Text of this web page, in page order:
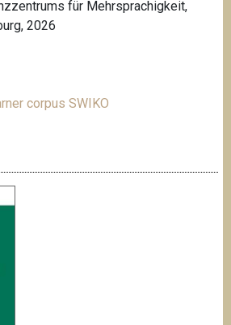
für Mehrsprachigkeit,
2026
corpus SWIKO